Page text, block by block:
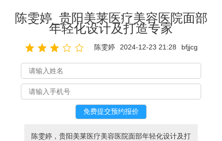
陈雯婷_贵阳美莱医疗美容医院面部
年轻化设计及打造专家
陈雯婷 2024-12-23 21:28 bfjjcg
陈雯婷，贵阳美莱医疗美容医院面部年轻化设计及打